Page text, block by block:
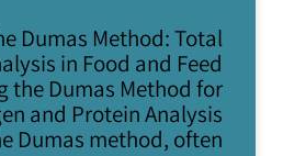
Dumas Method: Total
in Food and Feed
the Dumas Method for
and Protein Analysis
Dumas method, often